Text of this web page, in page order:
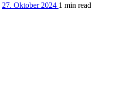
27. Oktober 2024 1 min read